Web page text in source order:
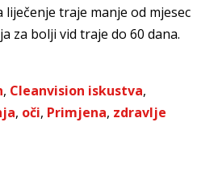
liječenje traje manje od mjesec
za bolji vid traje do 60 dana.
, Cleanvision iskustva,
, oči, Primjena, zdravlje